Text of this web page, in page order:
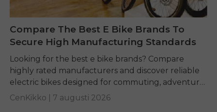
Compare The Best E Bike Brands To
Secure High Manufacturing Standards
Looking for the best e bike brands? Compare
highly rated manufacturers and discover reliable
electric bikes designed for commuting, adventure,
and everyday riding.
CenKikko | 7 augusti 2026